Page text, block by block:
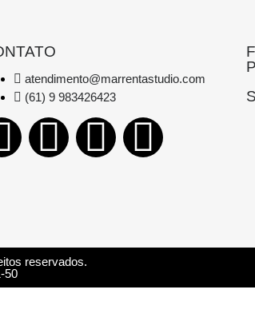
atendimento@marrentastudio.com
(61) 9 983426423
reservados.
50